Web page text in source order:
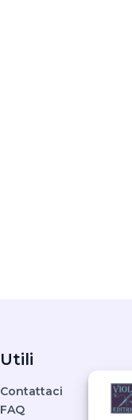
Utili
Contattaci
FAQ